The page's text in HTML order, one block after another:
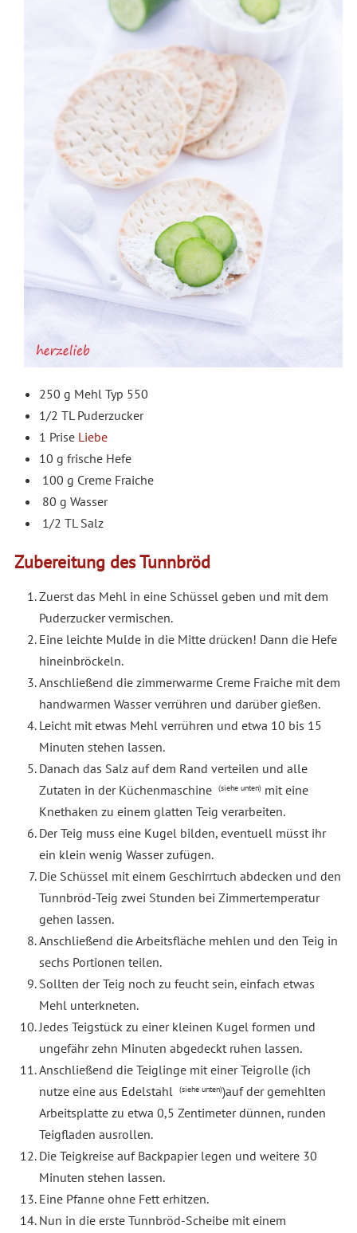
250 g Mehl Typ 550
1/2 TL Puderzucker
1 Prise Liebe
10 g frische Hefe
100 g Creme Fraiche
80 g Wasser
1/2 TL Salz
Zubereitung des Tunnbröd
Zuerst das Mehl in eine Schüssel geben und mit dem
Puderzucker vermischen.
Eine leichte Mulde in die Mitte drücken! Dann die Hefe
hineinbröckeln.
Anschließend die zimmerwarme Creme Fraiche mit dem
handwarmen Wasser verrühren und darüber gießen.
Leicht mit etwas Mehl verrühren und etwa 10 bis 15
Minuten stehen lassen.
Danach das Salz auf dem Rand verteilen und alle
Zutaten in der Küchenmaschine
(siehe unten)mit eine
Knethaken zu einem glatten Teig verarbeiten.
Der Teig muss eine Kugel bilden, eventuell müsst ihr
ein klein wenig Wasser zufügen.
Die Schüssel mit einem Geschirrtuch abdecken und den
Tunnbröd-Teig zwei Stunden bei Zimmertemperatur
gehen lassen.
Anschließend die Arbeitsfläche mehlen und den Teig in
sechs Portionen teilen.
Sollten der Teig noch zu feucht sein, einfach etwas
Mehl unterkneten.
Jedes Teigstück zu einer kleinen Kugel formen und
ungefähr zehn Minuten abgedeckt ruhen lassen.
Anschließend die Teiglinge mit einer Teigrolle (ich
nutze eine aus Edelstahl
(siehe unten))auf der gemehlten
Arbeitsplatte zu etwa 0,5 Zentimeter dünnen, runden
Teigfladen ausrollen.
Die Teigkreise auf Backpapier legen und weitere 30
Minuten stehen lassen.
Eine Pfanne ohne Fett erhitzen.
Nun in die erste Tunnbröd-Scheibe mit einem